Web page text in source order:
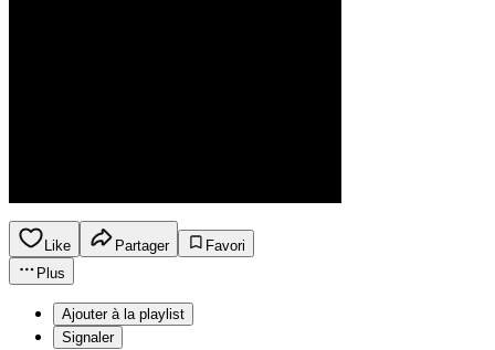
Like Partager
Favori
Plus
Ajouter à la playlist
Signaler